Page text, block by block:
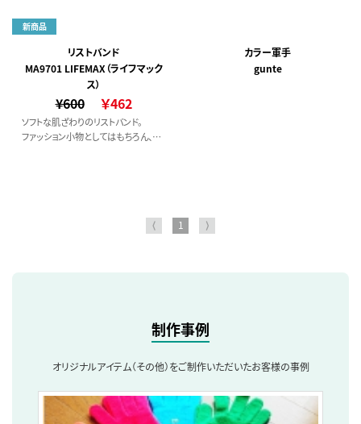
28℃以下で凝固しはじめ、繰り返し使
用できます。面ファスナーは肌に当たっ
ても痛くない、洋服などの毛が付きに
くいタイプを使用しているので、どなた
でも安心してご利用いただけます。
新商品
リストバンド
MA9701 LIFEMAX（ライフマック
ス）
¥600 ￥462
ソフトな肌ざわりのリストバンド。
ファッション小物としてはもちろん、ス
カラー軍手
gunte
⟨ 1 ⟩
制作事例
オリジナルアイテム（その他）をご制作いただいたお客様の事例